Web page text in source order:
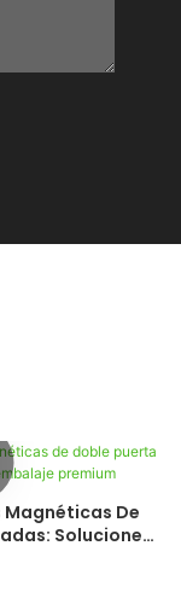
Magnéticas De
Soluciones